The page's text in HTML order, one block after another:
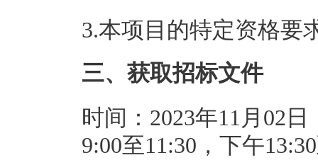
3.本项目的特定资格要
三、获取招标文件
时间：2023年11月02
9:00至11:30，下午